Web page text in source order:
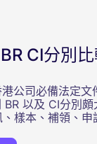
CI分別
公司必備法定文
BR 以及 CI分別
樣本、補領、申